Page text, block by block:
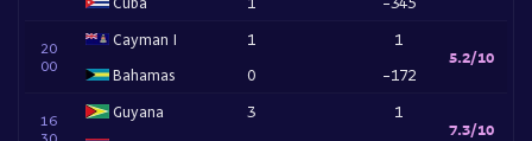
20
00
Cayman I
Bahamas
1
0
1
-172
5.2/10
16
30
Guyana
3
1
7.3/10